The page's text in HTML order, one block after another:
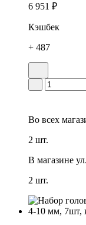
6 951 ₽
Кэшбек
+ 487
Во всех
2 шт.
В магазине
2 шт.